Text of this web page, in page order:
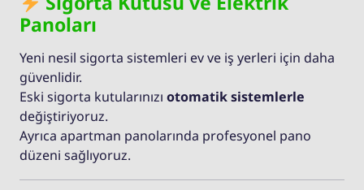
Panoları
Yeni nesil sigorta sistemleri ev ve iş yerleri için daha
güvenlidir.
Eski sigorta kutularınızı otomatik sistemlerle
değiştiriyoruz.
Ayrıca apartman panolarında profesyonel pano
düzeni sağlıyoruz.